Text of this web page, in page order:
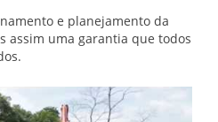
e planejamento da
assim uma garantia que todos